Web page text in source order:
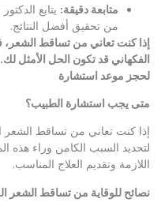
متابعة دقيقة: يتابع
من تحقيق أفضل النتائج.
إذا كنت تعاني من تساقط الشعر،
الفكهاني قد تكون الحل الأمثل
لحجز موعد استشارة
متى يجب استشارة الطبيب؟
إذا كنت تعاني من تساقط الشعر
لتحديد السبب الكامن وراء هذه
اللازمة وتقديم العلاج المناسب.
نصائح للوقاية من تساقط الشعر